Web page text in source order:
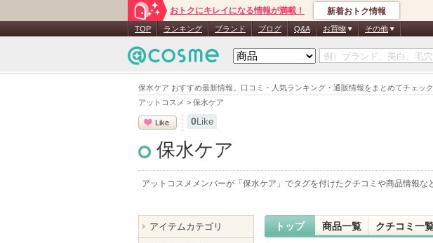
保水ケア おすすめ最新情報。口コミ・人気ランキング・通販情報をまとめてチェック
アットコスメ > 保水ケア
おトクにキレイになる情報が満載！ 新着おトク情報
TOP ランキング ブランド ブログ Q&A お買物 その他
Like 0Like
保水ケア
アットコスメメンバーが「 保水ケア 」でタグを付けたクチコミや商品情報な
トップ 商品一覧 クチコミ一
アイテムカテゴリ